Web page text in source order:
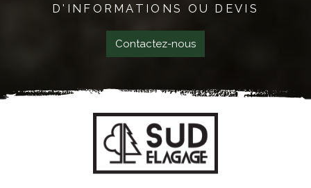
D'INFORMATIONS OU DEVIS
Contactez-nous